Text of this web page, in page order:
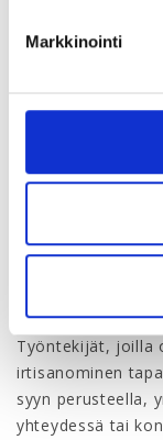
Markkinointi
Samoin on
joutuu
Ota myös näissä
Työntekijät, joilla
irtisanominen
syyn perusteella,
yhteydessä tai